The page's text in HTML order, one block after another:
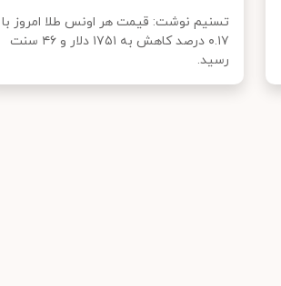
تسنیم نوشت: قیمت هر اونس طلا امروز با
۰.۱۷ درصد کاهش به ۱۷۵۱ دلار و ۴۶ سنت
رسید.